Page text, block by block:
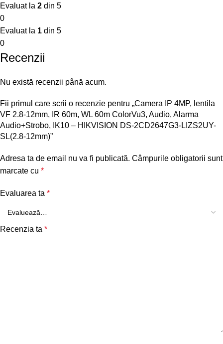
Evaluat la 2 din 5
0
Evaluat la 1 din 5
0
Recenzii
Nu există recenzii până acum.
Fii primul care scrii o recenzie pentru „Camera IP 4MP, lentila
VF 2.8-12mm, IR 60m, WL 60m ColorVu3, Audio, Alarma
Audio+Strobo, IK10 – HIKVISION DS-2CD2647G3-LIZS2UY-
SL(2.8-12mm)”
Adresa ta de email nu va fi publicată. Câmpurile obligatorii sunt
marcate cu *
Evaluarea ta *
Recenzia ta *